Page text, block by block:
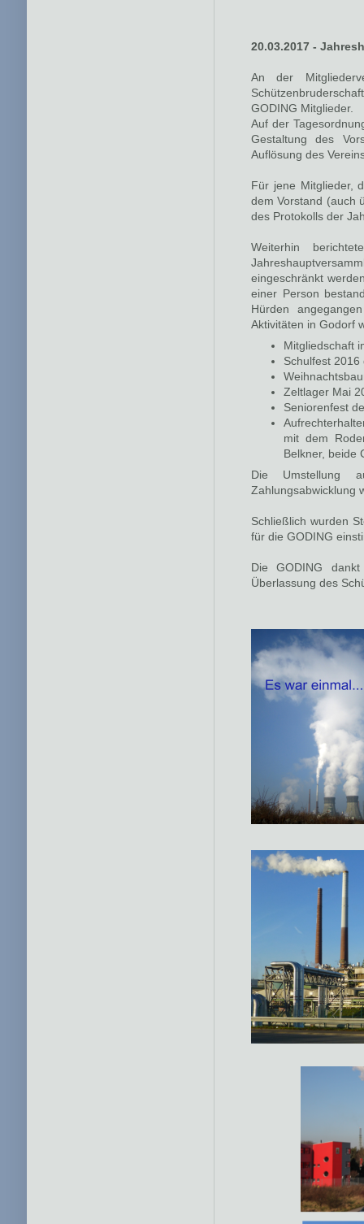
20.03.2017 -
An der
GODING Mitglieder.
Auf der
Gestaltung des
Auflösung des
Für jene Mitglieder,
dem Vorstand (auch
des Protokolls der
Weiterhin
eingeschränkt
einer Person
Hürden
Aktivitäten in Godorf
Mitgliedschaft
Schulfest 2016
Zeltlager Mai
Seniorenfest
mit dem
Belkner, beide
Die Umstellung
Zahlungsabwicklung
Schließlich wurden
für die GODING
Die GODING
Überlassung des